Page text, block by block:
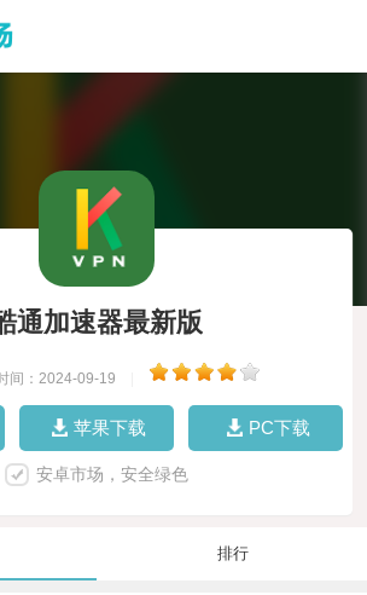
通加速器最新版
间：2024-09-19
苹果下载 PC下载
安卓市场，安全绿色
排行